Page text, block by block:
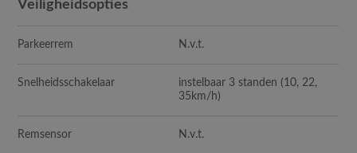
Veiligheidsopties
Parkeerrem N.v.t.
Snelheidsschakelaar
instelbaar 3 standen (10, 22,
35km/h)
Remsensor N.v.t.